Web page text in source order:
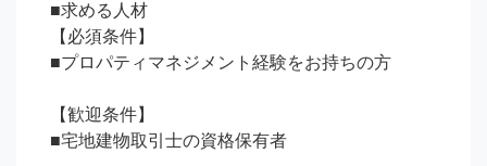
■求める人材
【必須条件】
■プロパティマネジメント経験をお持ちの方
【歓迎条件】
■宅地建物取引士の資格保有者